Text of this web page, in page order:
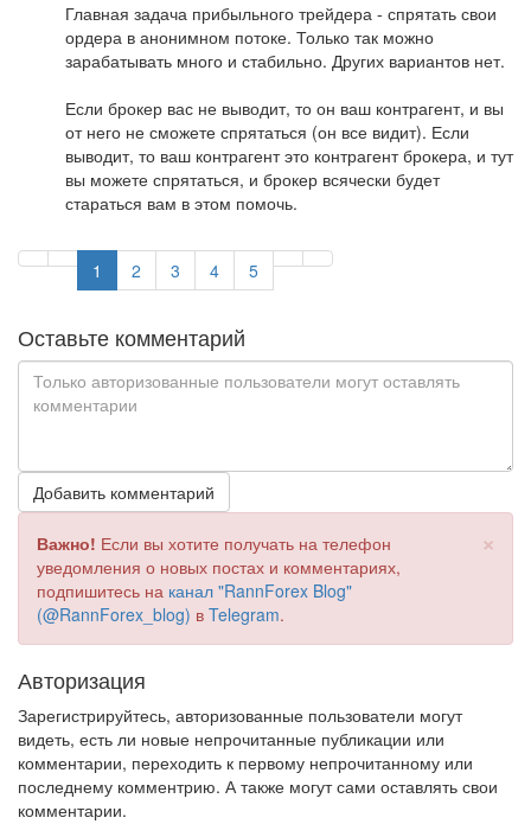
Главная задача прибыльного трейдера - спрятать свои
ордера в анонимном потоке. Только так можно
зарабатывать много и стабильно. Других вариантов нет.
Если брокер вас не выводит, то он ваш контрагент, и вы
от него не сможете спрятаться (он все видит). Если
выводит, то ваш контрагент это контрагент брокера, и тут
вы можете спрятаться, и брокер всячески будет
стараться вам в этом помочь.
1 2 3 4 5
Оставьте комментарий
Добавить комментарий
×
Важно! Если вы хотите получать на телефон
уведомления о новых постах и комментариях,
подпишитесь на канал "RannForex Blog"
(@RannForex_blog) в Telegram.
Авторизация
Зарегистрируйтесь, авторизованные пользователи могут
видеть, есть ли новые непрочитанные публикации или
комментарии, переходить к первому непрочитанному или
последнему комментрию. А также могут сами оставлять свои
комментарии.